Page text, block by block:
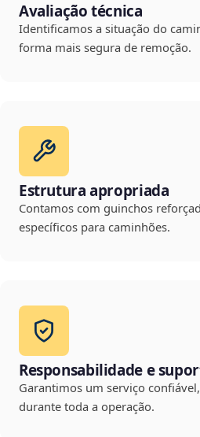
Avaliação técnica
Identificamos a situação do
forma mais segura de remoção.
Estrutura apropriada
Contamos com guinchos
específicos para caminhões.
Responsabilidade e
Garantimos um serviço
durante toda a operação.